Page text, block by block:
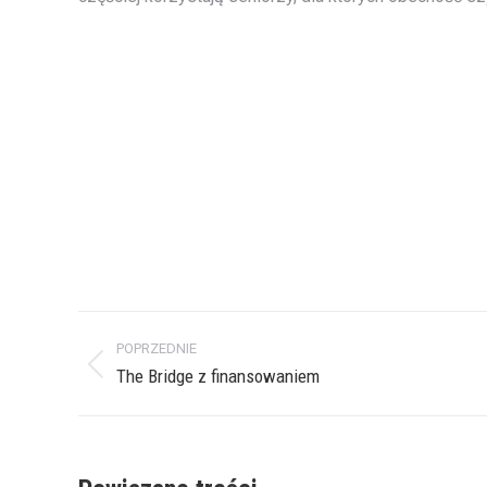
Nawigacja
wpisów
POPRZEDNIE
Poprzedni
The Bridge z finansowaniem